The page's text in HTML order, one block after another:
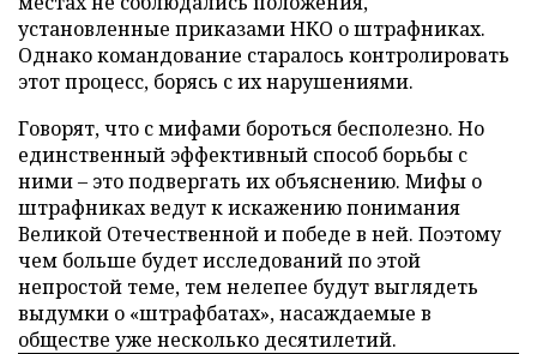
установленные приказами НКО о штрафниках.
Однако командование старалось контролировать
этот процесс, борясь с их нарушениями.
Говорят, что с мифами бороться бесполезно. Но
единственный эффективный способ борьбы с
ними – это подвергать их объяснению. Мифы о
штрафниках ведут к искажению понимания
Великой Отечественной и победе в ней. Поэтому
чем больше будет исследований по этой
непростой теме, тем нелепее будут выглядеть
выдумки о «штрафбатах», насаждаемые в
обществе уже несколько десятилетий.